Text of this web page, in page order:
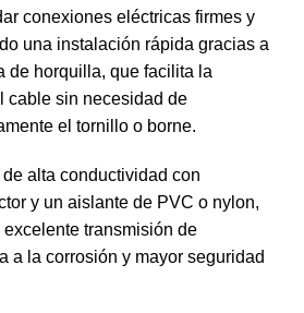
conexiones eléctricas firmes y
una instalación rápida gracias a
de horquilla, que facilita la
cable sin necesidad de
el tornillo o borne.
alta conductividad con
y un aislante de PVC o nylon,
transmisión de
a la corrosión y mayor seguridad